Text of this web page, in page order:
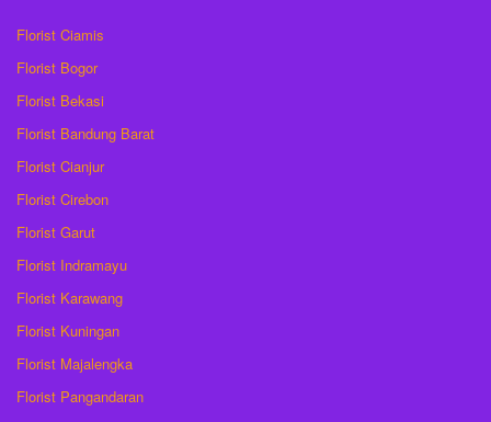
Florist Ciamis
Florist Bogor
Florist Bekasi
Florist Bandung Barat
Florist Cianjur
Florist Cirebon
Florist Garut
Florist Indramayu
Florist Karawang
Florist Kuningan
Florist Majalengka
Florist Pangandaran